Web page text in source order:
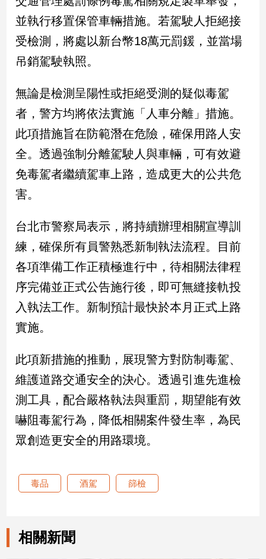
樂
星
聞
流
行/
時
追
星
生
活
建
築/
室
內
設
旅
遊/
美
食
星
命
消
親
子/
並執行移置保管車輛措施。若駕駛人拒絕接
受檢測，將處以新台幣18萬元罰鍰，並當場
吊銷駕駛執照。
無論是檢測呈陽性或拒絕受測的疑似毒駕
者，警方均將依法實施「人車分離」措施。
此項措施旨在防範潛在危險，確保用路人安
全。透過強制分離駕駛人與車輛，可有效避
免毒駕者繼續駕車上路，造成更大的公共危
害。
台北市警察局表示，將持續辦理相關宣導訓
練，確保所有員警熟悉新制執法流程。目前
各項準備工作正積極進行中，待相關法律程
序完備並正式公告施行後，即可無縫接軌投
入執法工作。新制預計最快於本月正式上路
實施。
此項新措施的推動，展現警方對防制毒駕、
維護道路交通安全的決心。透過引進先進檢
測工具，配合嚴格執法與重罰，期望能有效
嚇阻毒駕行為，降低相關案件發生率，為民
眾創造更安全的用路環境。
毒品 酒駕 篩檢
相關新聞